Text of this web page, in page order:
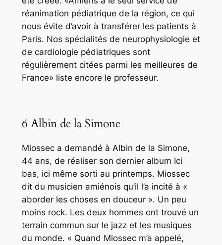
réanimation pédiatrique de la région, ce qui
nous évite d’avoir à transférer les patients à
Paris. Nos spécialités de neurophysiologie et
de cardiologie pédiatriques sont
régulièrement citées parmi les meilleures de
France» liste encore le professeur.
6 Albin de la Simone
Miossec a demandé à Albin de la Simone,
44 ans, de réaliser son dernier album Ici
bas, ici même sorti au printemps. Miossec
dit du musicien amiénois qu’il l’a incité à «
aborder les choses en douceur ». Un peu
moins rock. Les deux hommes ont trouvé un
terrain commun sur le jazz et les musiques
du monde. « Quand Miossec m’a appelé,